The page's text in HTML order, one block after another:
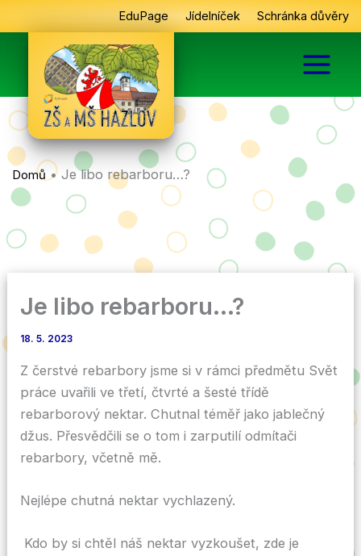
na
EduPage Jídelníček Schránka důvěry
Domů • Je libo rebarboru…?
Je libo rebarboru…?
18. 5. 2023
Z čerstvé rebarbory jsme si v rámci předmětu Svět
práce uvařili ve třetí, čtvrté a šesté třídě
rebarborový nektar. Chutnal téměř jako jablečný
džus. Přesvědčili se o tom i zarputilí odmítači
rebarbory, včetně mě.
Nejlépe chutná nektar vychlazený.
Kdo by si chtěl náš nektar vyzkoušet, zde je